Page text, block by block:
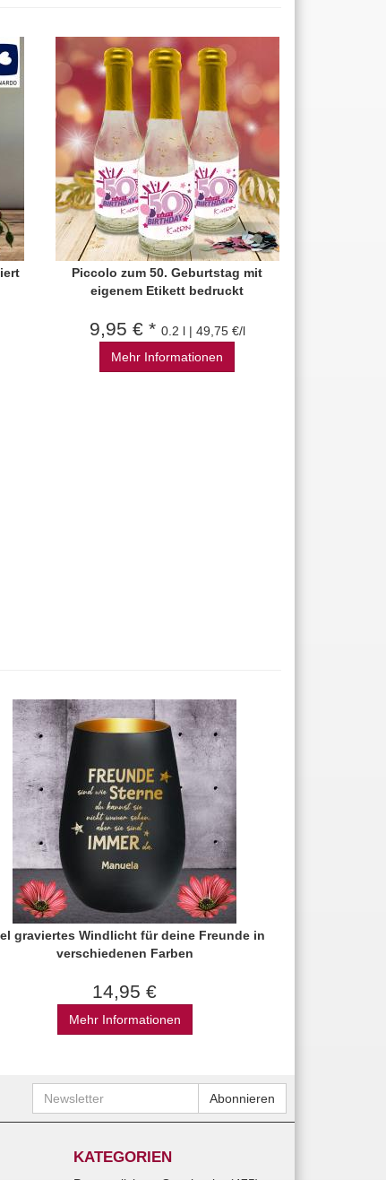
Piccolo zum 50. Geburtstag mit
eigenem Etikett bedruckt
9,95 € * 0.2 l | 49,75 €/l
Mehr Informationen
graviertes Windlicht für deine Freunde in
verschiedenen Farben
14,95 €
Mehr Informationen
Newsletter Abonnieren
KATEGORIEN